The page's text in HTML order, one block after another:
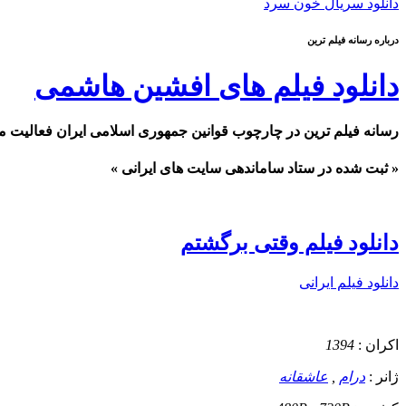
دانلود سریال خون سرد
درباره رسانه فیلم ترین
دانلود فیلم های افشین هاشمی
رسانه فیلم ترین در چارچوب قوانین جمهوری اسلامی ایران فعالیت
« ثبت شده در ستاد ساماندهی سایت های ایرانی »
دانلود فیلم وقتی برگشتم
دانلود فیلم ایرانی
اکران : 1394
ژانر : درام عاشقانه